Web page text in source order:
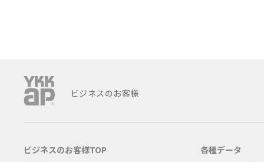
ビジネスのお客様
ビジネスのお客様TOP
各種データ